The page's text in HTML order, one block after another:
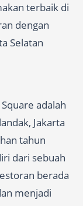
terbaik di
dengan
Selatan
adalah
Jakarta
tahun
dari sebuah
berada
menjadi